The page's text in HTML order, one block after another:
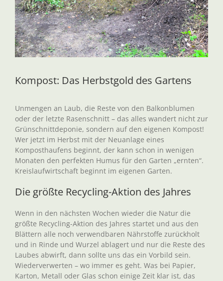
Kompost: Das Herbstgold des Gartens
Unmengen an Laub, die Reste von den Balkonblumen
oder der letzte Rasenschnitt – das alles wandert nicht zur
Grünschnittdeponie, sondern auf den eigenen Kompost!
Wer jetzt im Herbst mit der Neuanlage eines
Komposthaufens beginnt, der kann schon in wenigen
Monaten den perfekten Humus für den Garten „ernten“.
Kreislaufwirtschaft beginnt im eigenen Garten.
Die größte Recycling-Aktion des Jahres
Wenn in den nächsten Wochen wieder die Natur die
größte Recycling-Aktion des Jahres startet und aus den
Blättern alle noch verwendbaren Nährstoffe zurückholt
und in Rinde und Wurzel ablagert und nur die Reste des
Laubes abwirft, dann sollte uns das ein Vorbild sein.
Wiederverwerten – wo immer es geht. Was bei Papier,
Karton, Metall oder Glas schon einige Zeit klar ist, das